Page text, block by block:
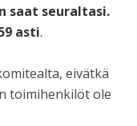
saat seuraltasi.
asti.
eivätkä
toimihenkilöt ole